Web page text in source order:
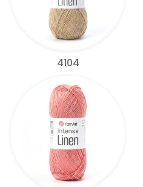
4104